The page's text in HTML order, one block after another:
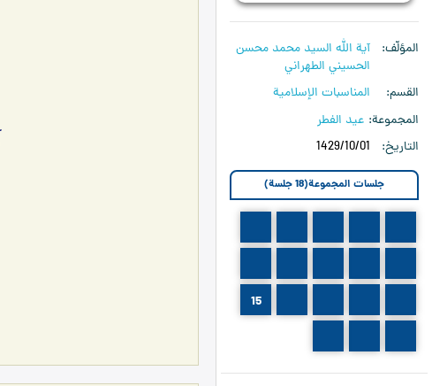
المؤلّف
آية الله السيد محمد محسن
الحسيني الطهراني
القسم
المناسبات الإسلامية
المجموعة عيد الفطر
التاريخ
1429/10/01
جلسات المجموعة(18 جلسة)
15